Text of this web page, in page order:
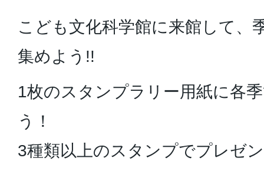
こども文化科学館に来館して、
集めよう!!
1枚のスタンプラリー用紙に各
う！
3種類以上のスタンプでプレゼ